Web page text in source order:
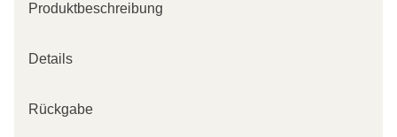
Produktbeschreibung
Details
Rückgabe